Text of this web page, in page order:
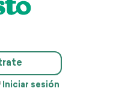
Iniciar sesión